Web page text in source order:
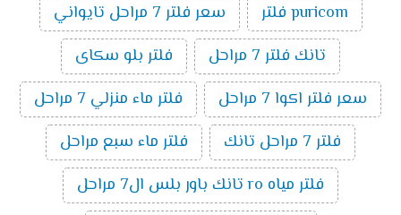
puricom فلتر
سعر فلتر 7 مراحل تايواني
تانك فلتر 7 مراحل
فلتر بلو سكاى
سعر فلتر اكوا 7 مراحل
فلتر ماء منزلي 7 مراحل
فلتر 7 مراحل تانك
فلتر ماء سبع مراحل
فلتر مياه ro تانك باور بلس ال7 مراحل